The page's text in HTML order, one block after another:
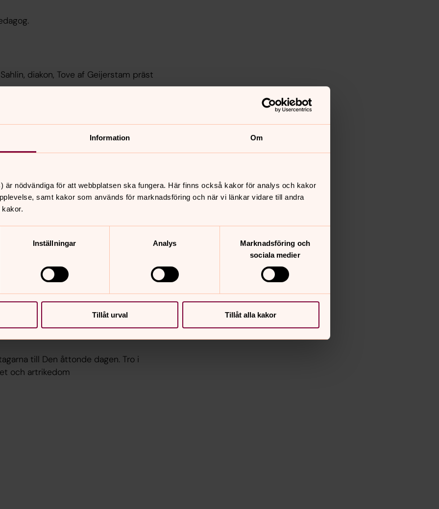
Information Om
är nödvändiga för att webbplatsen ska fungera. Här finns också kakor för analys och kakor
samt kakor som används för marknadsföring och när vi länkar vidare till andra
Inställningar Analys
Marknadsföring och
sociala medier
Tillåt urval Tillåt alla kakor
diakon, Tove af Geijerstam präst
önskar
kan vara en rekryterande
till Den åttonde dagen. Tro i
och artrikedom